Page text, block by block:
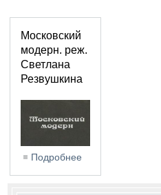
Московский
модерн. реж.
Светлана
Резвушкина
Подробнее